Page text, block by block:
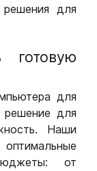
для
готовую
для
для
Наши
от